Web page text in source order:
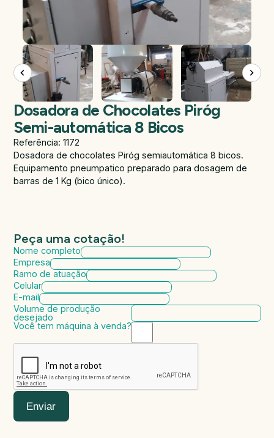
Dosadora de Chocolates Piróg
Semi-automática 8 Bicos
Referência: 1172
Dosadora de chocolates Piróg semiautomática 8 bicos.
Equipamento pneumpatico preparado para dosagem de
barras de 1 Kg (bico único).
Peça uma cotação!
Nome completo
Empresa
Ramo de atuação
Celular
E-mail
Volume de produção
desejado
Você tem máquina à venda?
Marca da máquina
Modelo da máquina
Ano de fabricação
Valor da máquina
Enviar